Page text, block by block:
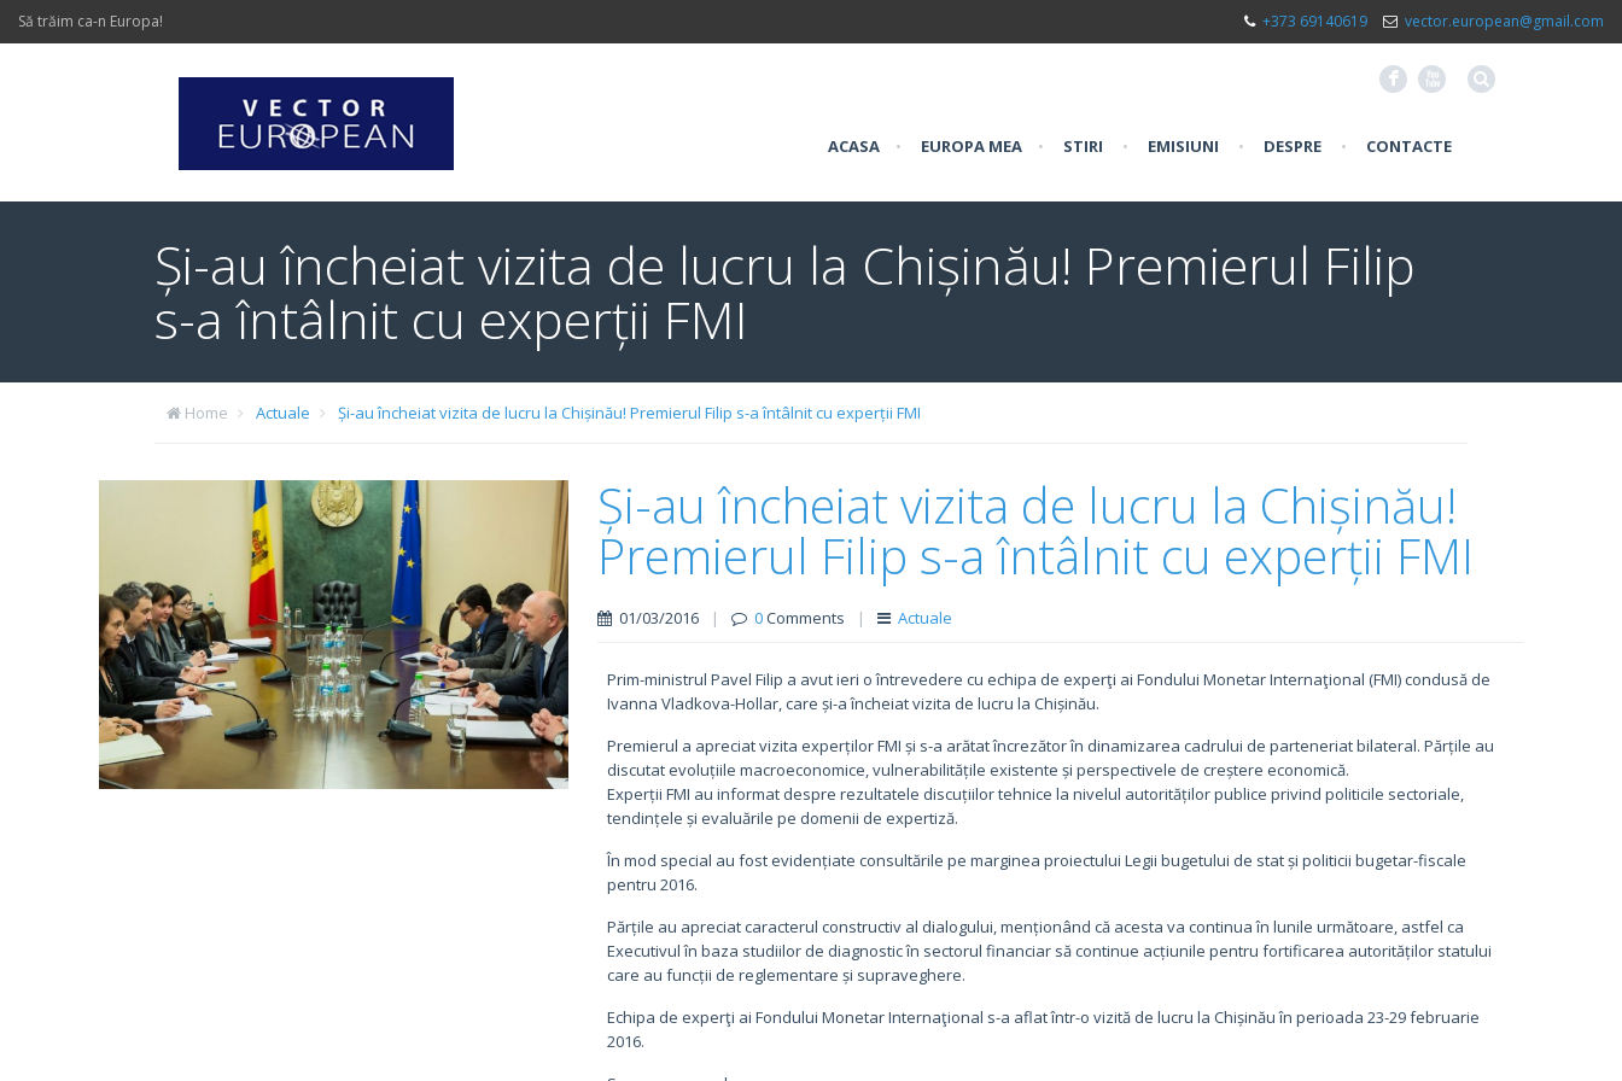
Să trăim ca-n Europa! +373 69140619 vector.european@gmail.com
F X
ACASA • EUROPA MEA • STIRI • EMISIUNI • DESPRE • CONTACTE
Și-au încheiat vizita de lucru la Chișinău! Premierul Filip
s-a întâlnit cu experții FMI
Home Actuale Și-au încheiat vizita de lucru la Chișinău! Premierul Filip s-a întâlnit cu experții FMI
Și-au încheiat vizita de lucru la Chișinău!
Premierul Filip s-a întâlnit cu experții FMI
01/03/2016 | 0Comments | Actuale
Prim-ministrul Pavel Filip a avut ieri o întrevedere cu echipa de experţi ai Fondului Monetar Internaţional (FMI) condusă de
Ivanna Vladkova-Hollar, care și-a încheiat vizita de lucru la Chișinău.
Premierul a apreciat vizita experților FMI și s-a arătat încrezător în dinamizarea cadrului de parteneriat bilateral. Părțile au
discutat evoluțiile macroeconomice, vulnerabilitățile existente și perspectivele de creștere economică.
Experții FMI au informat despre rezultatele discuțiilor tehnice la nivelul autorităților publice privind politicile sectoriale,
tendințele și evaluările pe domenii de expertiză.
În mod special au fost evidențiate consultările pe marginea proiectului Legii bugetului de stat și politicii bugetar-fiscale
pentru 2016.
Părțile au apreciat caracterul constructiv al dialogului, menționând că acesta va continua în lunile următoare, astfel ca
Executivul în baza studiilor de diagnostic în sectorul financiar să continue acțiunile pentru fortificarea autorităților statului
care au funcții de reglementare și supraveghere.
Echipa de experţi ai Fondului Monetar Internaţional s-a aflat într-o vizită de lucru la Chișinău în perioada 23-29 februarie
2016.